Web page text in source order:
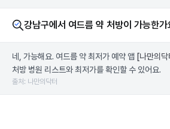
강남구에서 여드름 약 처방이 가능한가
네, 가능해요. 여드름 약 최저가 예약 앱 [나만의닥
처방 병원 리스트와 최저가를 확인할 수 있어요.
출처: 나만의닥터